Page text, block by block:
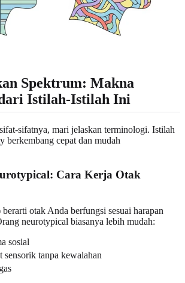
Spektrum: Makna
Istilah-Istilah Ini
sifatnya, mari jelaskan terminologi. Istilah
berkembang cepat dan mudah
Cara Kerja Otak
otak Anda berfungsi sesuai harapan
neurotypical biasanya lebih mudah:
sosial
sensorik tanpa kewalahan